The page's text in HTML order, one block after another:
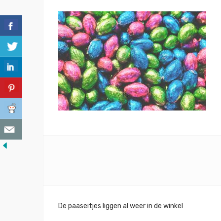
De paaseitjes liggen al weer in de winkel